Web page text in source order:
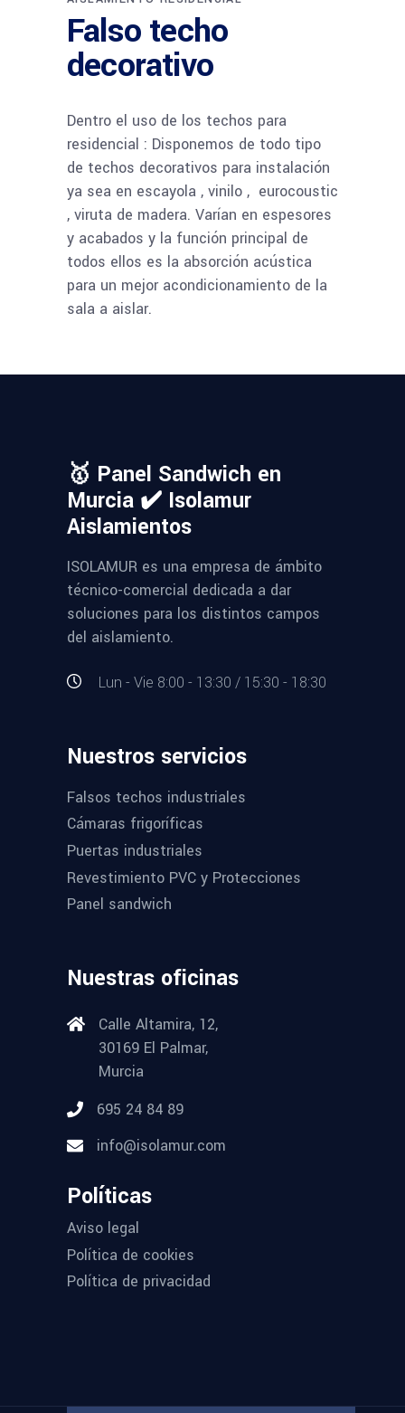
Falso techo
decorativo
Dentro el uso de los techos para
residencial : Disponemos de todo tipo
de techos decorativos para instalación
ya sea en escayola , vinilo , eurocoustic
, viruta de madera. Varían en espesores
y acabados y la función principal de
todos ellos es la absorción acústica
para un mejor acondicionamiento de la
sala a aislar.
🥇 Panel Sandwich en
Murcia ✔️ Isolamur
Aislamientos
ISOLAMUR es una empresa de ámbito
técnico-comercial dedicada a dar
soluciones para los distintos campos
del aislamiento.
Lun - Vie 8:00 - 13:30 / 15:30 - 18:30
Nuestros servicios
Falsos techos industriales
Cámaras frigoríficas
Puertas industriales
Revestimiento PVC y Protecciones
Panel sandwich
Nuestras oficinas
Calle Altamira, 12,
30169 El Palmar,
Murcia
695 24 84 89
info@isolamur.com
Políticas
Aviso legal
Política de cookies
Política de privacidad